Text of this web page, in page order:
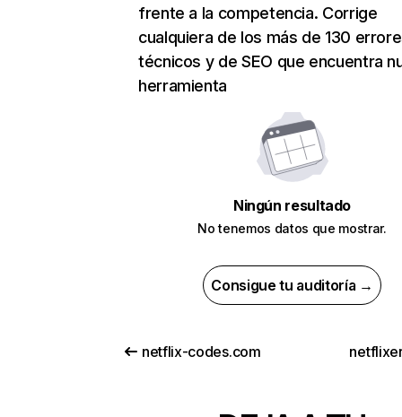
frente a la competencia. Corrige
cualquiera de los más de 130
técnicos y de SEO que encuentra
herramienta
Ningún resultado
No tenemos datos que mostrar.
Consigue tu auditoría →
netflix-codes.com